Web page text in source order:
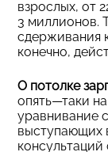
взрослых, от
3 миллионов.
сдерживания
конечно,
О потолке
опять—таки
уравнивание
выступающих